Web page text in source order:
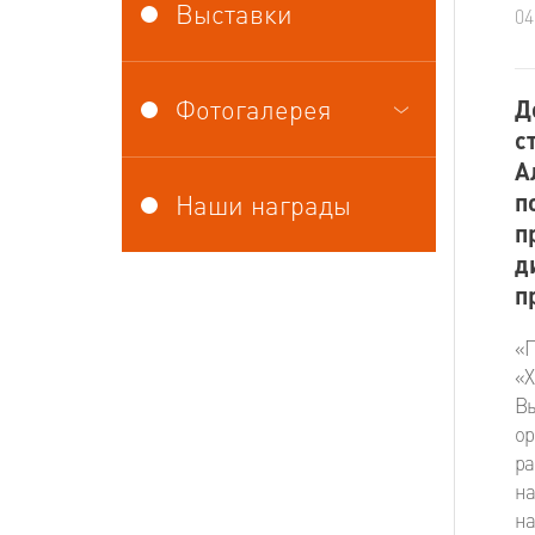
Выставки
Фотогалерея
Наши награды